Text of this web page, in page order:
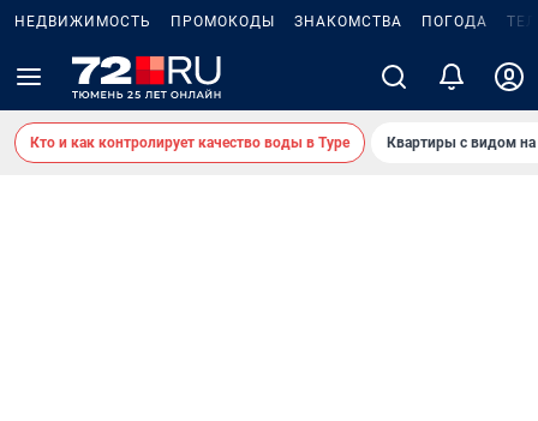
НЕДВИЖИМОСТЬ ПРОМОКОДЫ ЗНАКОМСТВА ПОГОДА
Кто и как контролирует качество воды в Туре Квартиры с видом на